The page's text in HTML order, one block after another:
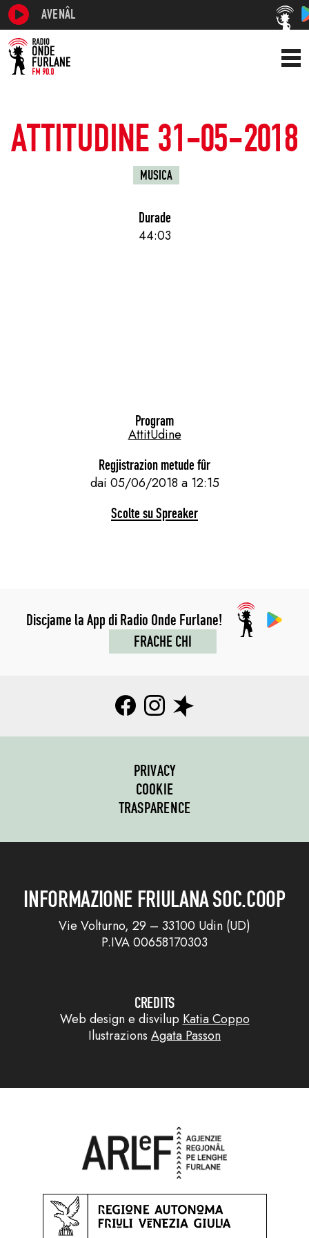
AVENÂL
ATTITUDINE 31-05-2018
MUSICA
Durade
44:03
Program
AttitUdine
Regjistrazion metude fûr
dai 05/06/2018 a 12:15
Scolte su Spreaker
Discjame la App di Radio Onde Furlane!
FRACHE CHI
PRIVACY
COOKIE
TRASPARENCE
INFORMAZIONE FRIULANA SOC.COOP
Vie Volturno, 29 – 33100 Udin (UD)
P.IVA 00658170303
CREDITS
Web design e disvilup Katia Coppo
Ilustrazions Agata Passon